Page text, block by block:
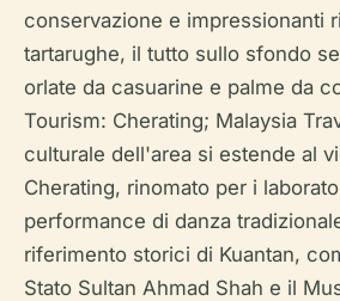
conservazione e impressionanti
tartarughe, il tutto sullo sfondo
orlate da casuarine e palme da
Tourism: Cherating; Malaysia
culturale dell'area si estende al
Cherating, rinomato per i
performance di danza
riferimento storici di Kuantan,
Stato Sultan Ahmad Shah e il